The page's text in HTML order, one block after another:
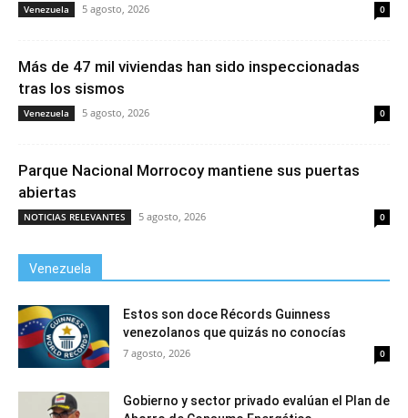
Venezuela 5 agosto, 2026 0
Más de 47 mil viviendas han sido inspeccionadas
tras los sismos
Venezuela 5 agosto, 2026 0
Parque Nacional Morrocoy mantiene sus puertas
abiertas
NOTICIAS RELEVANTES 5 agosto, 2026 0
Venezuela
Estos son doce Récords Guinness
venezolanos que quizás no conocías
7 agosto, 2026 0
Gobierno y sector privado evalúan el Plan de